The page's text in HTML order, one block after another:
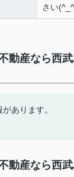
さい
動産なら西
あります。
動産なら西